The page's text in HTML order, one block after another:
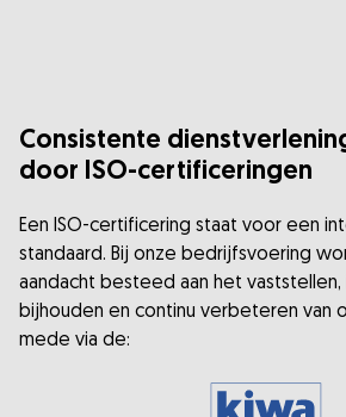
Consistente
door ISO-certificeringen
Een ISO-certificering staat voor een
standaard. Bij onze bedrijfsvoering
aandacht besteed aan het
bijhouden en continu verbeteren van
mede via de: